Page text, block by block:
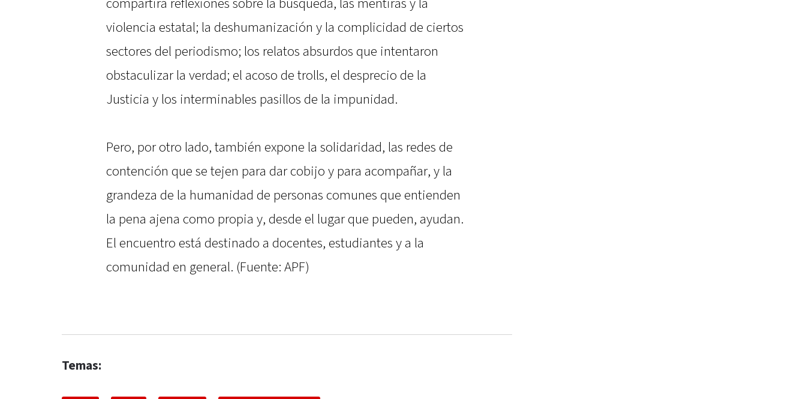
violencia estatal; la deshumanización y la complicidad de ciertos
sectores del periodismo; los relatos absurdos que intentaron
obstaculizar la verdad; el acoso de trolls, el desprecio de la
Justicia y los interminables pasillos de la impunidad.
Pero, por otro lado, también expone la solidaridad, las redes de
contención que se tejen para dar cobijo y para acompañar, y la
grandeza de la humanidad de personas comunes que entienden
la pena ajena como propia y, desde el lugar que pueden, ayudan.
El encuentro está destinado a docentes, estudiantes y a la
comunidad en general. (Fuente: APF)
Temas: